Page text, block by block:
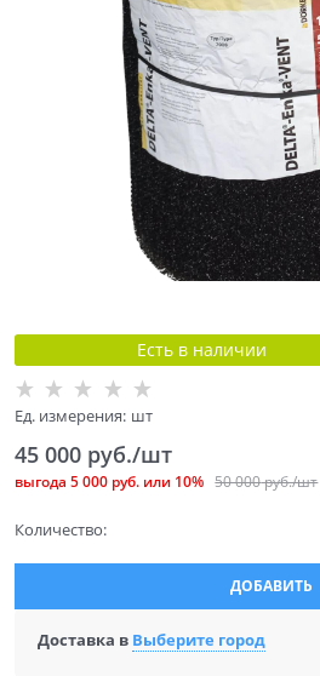
Есть в наличии
Ед. измерения: шт
50 000 руб./шт
45 000 руб./шт
выгода 5 000 руб. или 10%
Количество:
ДОБАВИТЬ
Доставка в Выберите город